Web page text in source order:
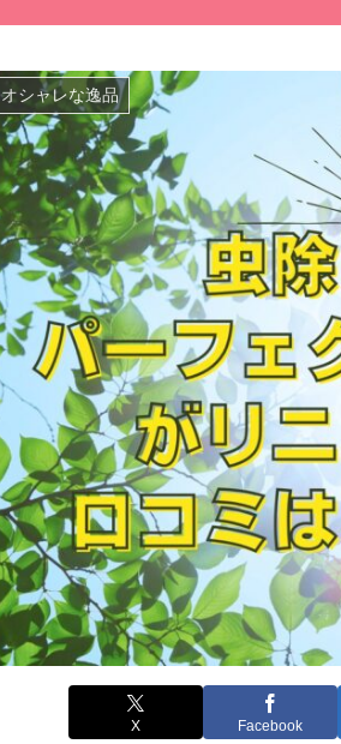
オシャレな逸品
X Facebook